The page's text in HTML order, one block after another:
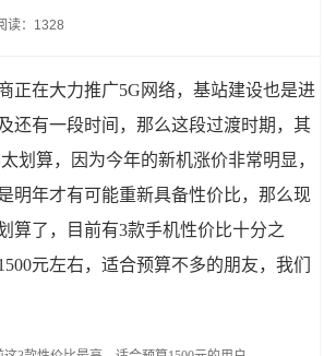
读：1328
正在大力推广5G网络，基站建设也是进
还有一段时间，那么这段过渡时期，其
划算，因为今年的新机涨价非常明显，
明年才有可能重新具备性价比，那么现
算了，目前有3款手机性价比十分之
元左右，适合预算不多的朋友，我们